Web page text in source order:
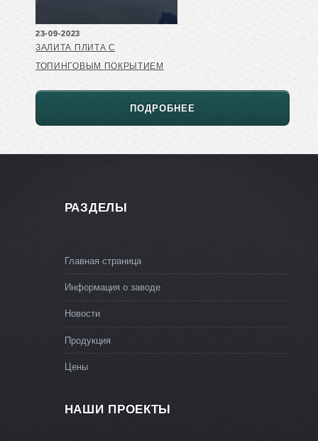
23-09-2023
ЗАЛИТА ПЛИТА С
ТОПИНГОВЫМ ПОКРЫТИЕМ
ПОДРОБНЕЕ
РАЗДЕЛЫ
Главная страница
Информация о заводе
Новости
Продукция
Цены
НАШИ ПРОЕКТЫ